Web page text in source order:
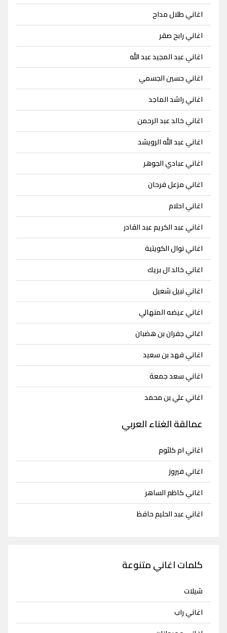
اغاني طلال مداح
اغاني رابح صقر
اغاني عبد المجيد عبد الله
اغاني حسين الجسمي
اغاني راشد الماجد
اغاني خالد عبد الرحمن
اغاني عبد الله الرويشد
اغاني عبادي الجوهر
اغاني مزعل فرحان
اغاني احلام
اغاني عبد الكريم عبد القادر
اغاني نوال الكويتية
اغاني خالد ال بريك
اغاني نبيل شعيل
اغاني عيضه المنهالي
اغاني جفران بن هضبان
اغاني فهد بن سعيد
اغاني سعد جمعة
اغاني علي بن محمد
عمالقة الغناء العربي
اغاني ام كلثوم
اغاني فيروز
اغاني كاظم الساهر
اغاني عبد الحليم حافظ
كلمات اغاني متنوعة
شيلات
اغاني راب